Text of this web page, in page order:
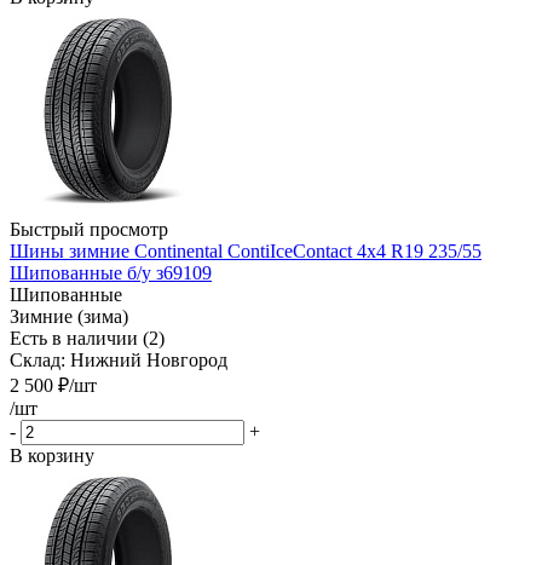
Быстрый просмотр
Шины зимние Continental ContiIceContact 4x4 R19 235/55
Шипованные б/у з69109
Шипованные
Зимние (зима)
Есть в наличии (2)
Склад: Нижний Новгород
2 500 ₽/шт
/шт
-
+
В корзину